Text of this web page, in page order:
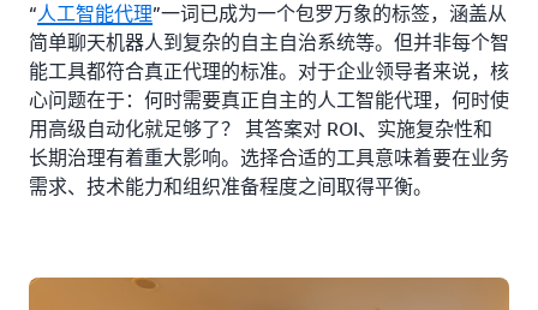
“人工智能代理”一词已成为一个包罗万象的标签，涵盖从
简单聊天机器人到复杂的自主自治系统等。但并非每个智
能工具都符合真正代理的标准。对于企业领导者来说，核
心问题在于：何时需要真正自主的人工智能代理，何时使
用高级自动化就足够了？ 其答案对 ROI、实施复杂性和
长期治理有着重大影响。选择合适的工具意味着要在业务
需求、技术能力和组织准备程度之间取得平衡。